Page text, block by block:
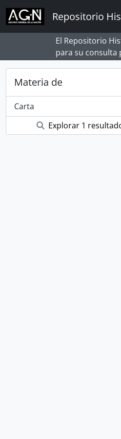
Skip to main content
Repositorio
El Repositorio
para su consulta
Materia de
Carta
Explorar 1